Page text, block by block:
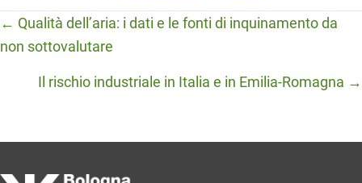
Posts
navigation
← Qualità dell’aria: i dati e le fonti di inquinamento da
non sottovalutare
Il rischio industriale in Italia e in Emilia-Romagna →